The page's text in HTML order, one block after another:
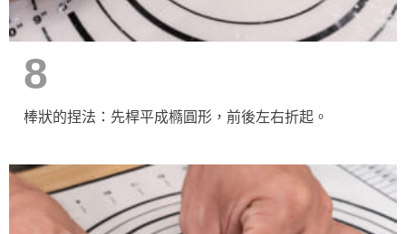
8
棒狀的捏法：先桿平成橢圓形，前後左右折起。